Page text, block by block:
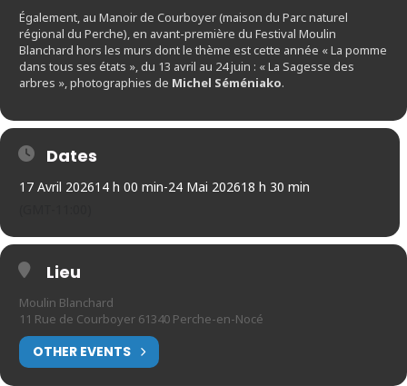
Également, au Manoir de Courboyer (maison du Parc naturel
régional du Perche), en avant-première du Festival Moulin
Blanchard hors les murs dont le thème est cette année « La pomme
dans tous ses états », du 13 avril au 24 juin : « La Sagesse des
arbres », photographies de Michel Séméniako.
Dates
17 Avril 202614 h 00 min-24 Mai 202618 h 30 min
Lieu
Moulin Blanchard
11 Rue de Courboyer 61340 Perche-en-Nocé
OTHER EVENTS